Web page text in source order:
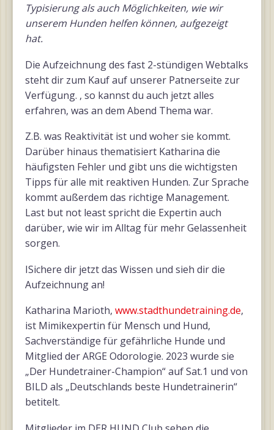
Typisierung als auch Möglichkeiten, wie wir
unserem Hunden helfen können, aufgezeigt
hat.
Die Aufzeichnung des fast 2-stündigen Webtalks
steht dir zum Kauf auf unserer Patnerseite zur
Verfügung. , so kannst du auch jetzt alles
erfahren, was an dem Abend Thema war.
Z.B. was Reaktivität ist und woher sie kommt.
Darüber hinaus thematisiert Katharina die
häufigsten Fehler und gibt uns die wichtigsten
Tipps für alle mit reaktiven Hunden. Zur Sprache
kommt außerdem das richtige Management.
Last but not least spricht die Expertin auch
darüber, wie wir im Alltag für mehr Gelassenheit
sorgen.
ISichere dir jetzt das Wissen und sieh dir die
Aufzeichnung an!
Katharina Marioth, www.stadthundetraining.de,
ist Mimikexpertin für Mensch und Hund,
Sachverständige für gefährliche Hunde und
Mitglied der ARGE Odorologie. 2023 wurde sie
„Der Hundetrainer-Champion“ auf Sat.1 und von
BILD als „Deutschlands beste Hundetrainerin“
betitelt.